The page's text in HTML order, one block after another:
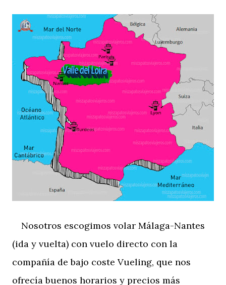
Nosotros escogimos volar Málaga-Nantes
(ida y vuelta) con vuelo directo con la
compañía de bajo coste Vueling, que nos
ofrecía buenos horarios y precios más